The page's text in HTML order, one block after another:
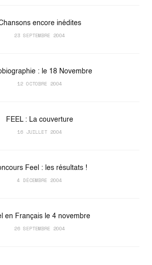
encore inédites
23 SEPTEMBRE 2004
: le 18 Novembre
12 OCTOBRE 2004
FEEL : La couverture
16 JUILLET 2004
Feel : les résultats !
4 DÉCEMBRE 2004
en Français le 4 novembre
26 SEPTEMBRE 2004